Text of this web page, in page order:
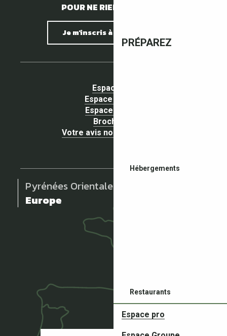
PRÉPAREZ
Hébergements
Restaurants
Espace pro
POUR NE RIEN MANQUER !
Je m'inscris à la newsletter
Espace pro
Espace Groupe
Espace presse
Brochures
Votre avis nous intéresse !
Pyrénées Orientales
Europe